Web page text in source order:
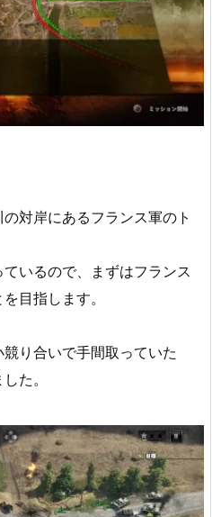
対岸にあるフランス軍のト
いるので、まずはフランス
目指します。
り合いで手間取っていた
た。